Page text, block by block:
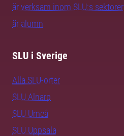
är verksam inom SLU:s sektorer
är alumn
SLU i Sverige
Alla SLU-orter
SLU Alnarp
SLU Umeå
SLU Uppsala